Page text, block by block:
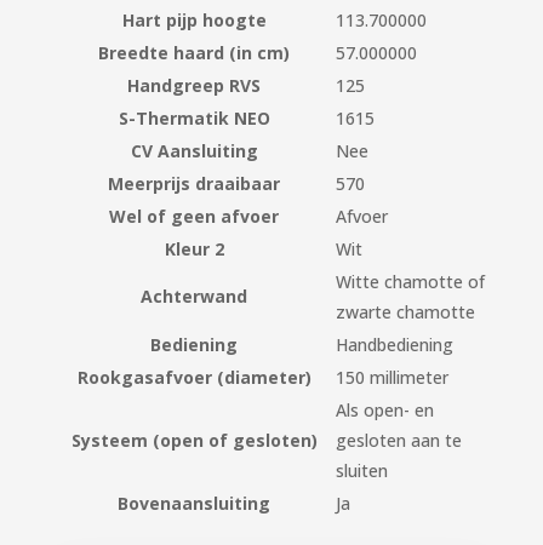
Hart pijp hoogte
113.700000
Breedte haard (in cm)
57.000000
Handgreep RVS
125
S-Thermatik NEO
1615
CV Aansluiting
Nee
Meerprijs draaibaar
570
Wel of geen afvoer
Afvoer
Kleur 2
Wit
Achterwand
Witte chamotte of
zwarte chamotte
Bediening
Handbediening
Rookgasafvoer (diameter)
150 millimeter
Systeem (open of gesloten)
Als open- en
gesloten aan te
sluiten
Bovenaansluiting
Ja